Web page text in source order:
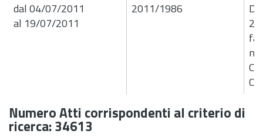
dal 04/07/2011
al 19/07/2011
2011/1986
n.
Numero Atti corrispondenti al criterio di
ricerca: 34613